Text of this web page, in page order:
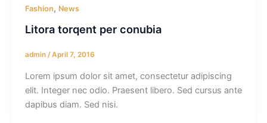
Fashion, News
Litora torqent per conubia
admin /April 7, 2016
Lorem ipsum dolor sit amet, consectetur adipiscing
elit. Integer nec odio. Praesent libero. Sed cursus ante
dapibus diam. Sed nisi.